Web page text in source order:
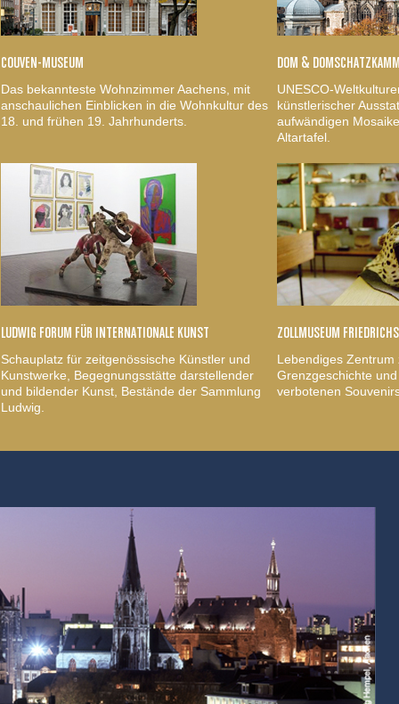
COUVEN-MUSEUM
Das bekannteste Wohnzimmer Aachens, mit
anschaulichen Einblicken in die Wohnkultur des
18. und frühen 19. Jahrhunderts.
DOM &
UNESCO-
künstlerischer
aufwändigen
Altartafel.
LUDWIG FORUM FÜR INTERNATIONALE KUNST
Schauplatz für zeitgenössische Künstler und
Kunstwerke, Begegnungsstätte darstellender
und bildender Kunst, Bestände der Sammlung
Ludwig.
ZOLLMUSEUM FRIEDRICHS
Lebendiges
Grenzgeschichte
verbotenen